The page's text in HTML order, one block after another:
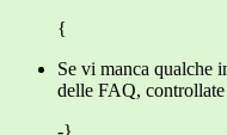
{
Se vi manca qualche
delle FAQ,